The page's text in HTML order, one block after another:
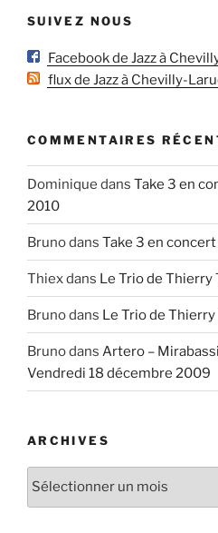
SUIVEZ NOUS
Facebook de Jazz à
flux de Jazz à Chevilly-
COMMENTAIRES
Dominique dans Take 3 en
2010
Brunodans Take 3 en
Thiexdans Le Trio de Thierry
Brunodans Le Trio de Thierry
Brunodans Artero –
Vendredi 18 décembre 2009
ARCHIVES
Archives